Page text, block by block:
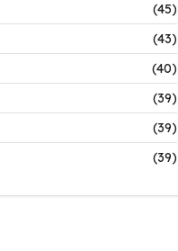
(45)
(43)
(40)
(39)
(39)
(39)